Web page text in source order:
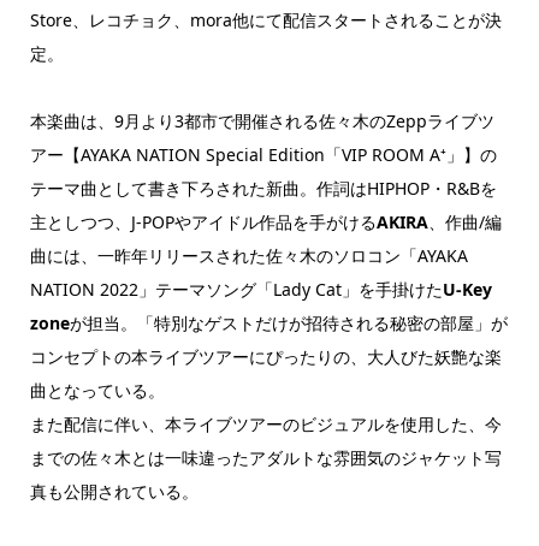
Store、レコチョク、mora他にて配信スタートされることが決
定。
本楽曲は、9月より3都市で開催される佐々木のZeppライブツ
アー【AYAKA NATION Special Edition「VIP ROOM A⁺」】の
テーマ曲として書き下ろされた新曲。作詞はHIPHOP・R&Bを
主としつつ、J-POPやアイドル作品を手がけるAKIRA、作曲/編
曲には、一昨年リリースされた佐々木のソロコン「AYAKA
NATION 2022」テーマソング「Lady Cat」を手掛けたU-Key
zoneが担当。「特別なゲストだけが招待される秘密の部屋」が
コンセプトの本ライブツアーにぴったりの、大人びた妖艶な楽
曲となっている。
また配信に伴い、本ライブツアーのビジュアルを使用した、今
までの佐々木とは一味違ったアダルトな雰囲気のジャケット写
真も公開されている。